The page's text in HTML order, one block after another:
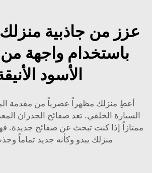
عزز من جاذبية
باستخدام واجهة
الأسود
أعطِ منزلك مظهراً عصرياً من مقدمة
السيارة الخلفي. تعد صفائح الجدران
ممتازاً إذا كنت تبحث عن صفائح جديدة.
منزلك يبدو وكأنه جديد تماماً